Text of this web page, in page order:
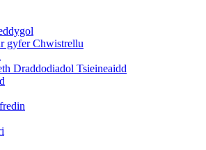
gyfer Chwistrellu
Draddodiadol Tsieineaidd